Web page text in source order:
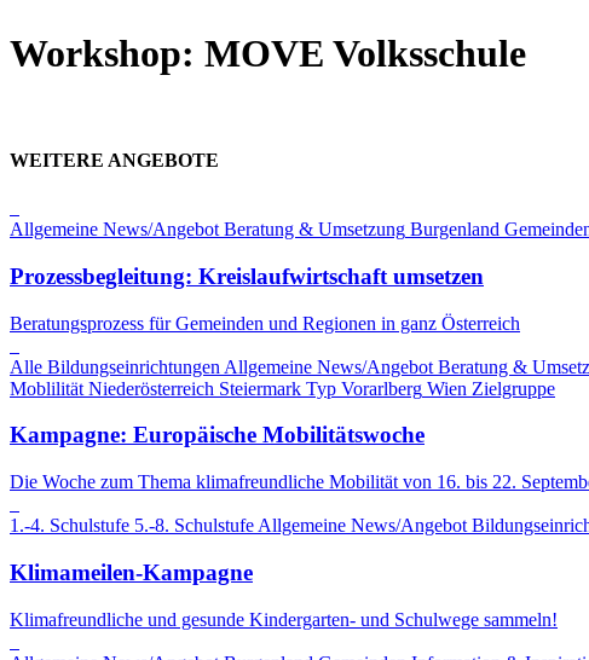
Workshop: MOVE Volksschule
WEITERE ANGEBOTE
Allgemeine News/Angebot Beratung & Umsetzung Burgenland
Prozessbegleitung: Kreislaufwirtschaft umsetzen
Beratungsprozess für Gemeinden und Regionen in ganz Österreich
Alle Bildungseinrichtungen Allgemeine News/Angebot Beratung &
Moblilität Niederösterreich Steiermark Typ Vorarlberg Wien Zielgruppe
Kampagne: Europäische Mobilitätswoche
Die Woche zum Thema klimafreundliche Mobilität von 16. bis 22.
1.-4. Schulstufe 5.-8. Schulstufe Allgemeine News/Angebot
Klimameilen-Kampagne
Klimafreundliche und gesunde Kindergarten- und Schulwege sammeln!